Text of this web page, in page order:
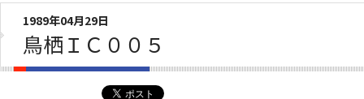
1989年04月29日
鳥栖ＩＣ００５